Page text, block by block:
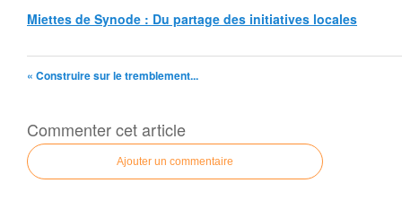
Miettes de Synode : Du partage des initiatives locales
« Construire sur le tremblement...
Commenter cet article
Ajouter un commentaire